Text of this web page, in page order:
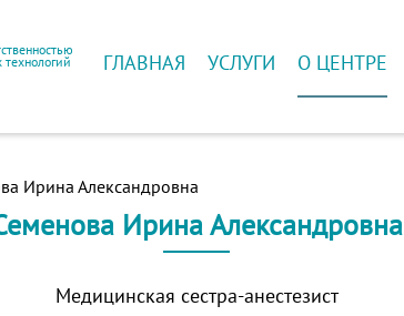
ГЛАВНАЯ УСЛУГИ О ЦЕНТРЕ
Ирина Александровна
Ирина Александровна
Медицинская сестра-анестезист